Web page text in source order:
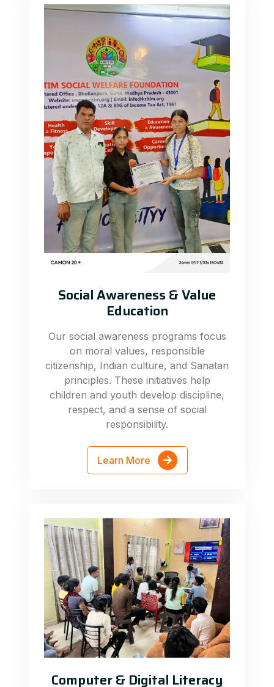
Social Awareness & Value
Education
Our social awareness programs focus
on moral values, responsible
citizenship, Indian culture, and Sanatan
principles. These initiatives help
children and youth develop discipline,
respect, and a sense of social
responsibility.
Learn More
Computer & Digital Literacy